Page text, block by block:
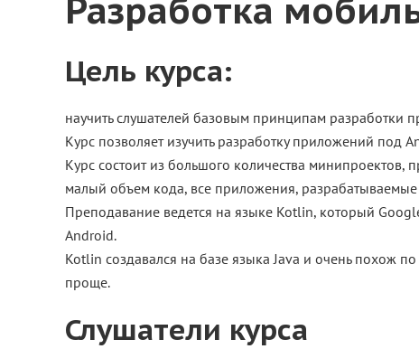
Разработка
Цель курса:
научить слушателей базовым принципам
Курс позволяет изучить разработку приложений под
Курс состоит из большого количества
малый объем кода, все приложения,
Преподавание ведетcя на языке Kotlin, который
Android.
Kotlin создавался на базе языка Java и очень похож
проще.
Слушатели курса